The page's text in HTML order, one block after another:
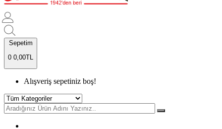
Sepetim
0 0,00TL
Alışveriş sepetiniz boş!